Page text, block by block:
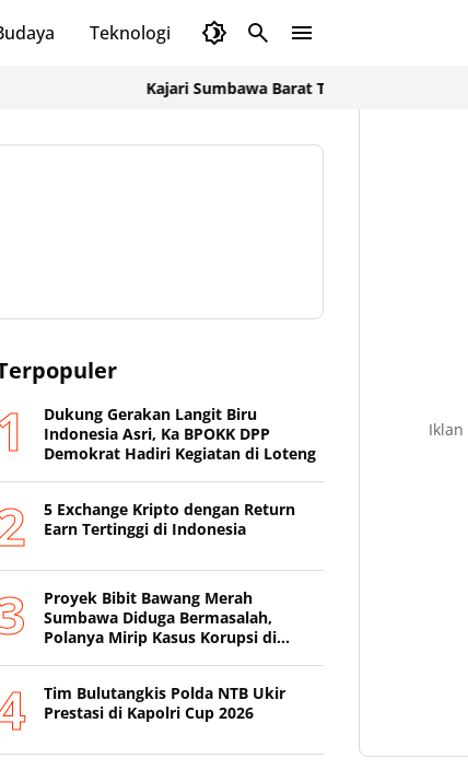
Teknologi Olahraga
Kajari Sumbawa Barat Tegaskan Penyidikan
Dukung Gerakan Langit Biru
Indonesia Asri, Ka BPOKK DPP
Demokrat Hadiri Kegiatan di Loteng
5 Exchange Kripto dengan Return
Earn Tertinggi di Indonesia
Proyek Bibit Bawang Merah
Sumbawa Diduga Bermasalah,
Polanya Mirip Kasus Korupsi di
Tim Bulutangkis Polda NTB Ukir
Prestasi di Kapolri Cup 2026
Iklan